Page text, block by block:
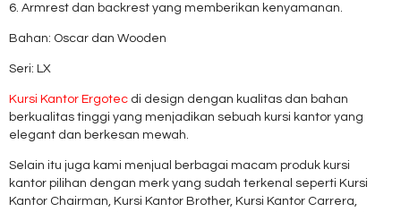
6. Armrest dan backrest yang memberikan kenyamanan.
Bahan: Oscar dan Wooden
Seri: LX
Kursi Kantor Ergotec di design dengan kualitas dan bahan
berkualitas tinggi yang menjadikan sebuah kursi kantor yang
elegant dan berkesan mewah.
Selain itu juga kami menjual berbagai macam produk kursi
kantor pilihan dengan merk yang sudah terkenal seperti Kursi
Kantor Chairman, Kursi Kantor Brother, Kursi Kantor Carrera,